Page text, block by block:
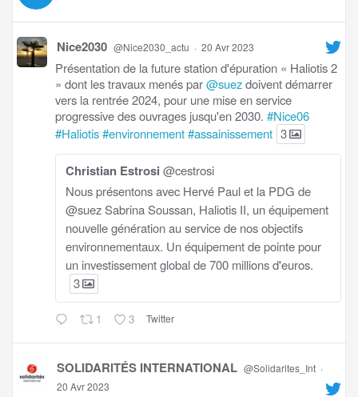
Nice2030 @Nice2030_actu · 20 Avr 2023
Présentation de la future station d'épuration « Haliotis 2
» dont les travaux menés par@suezdoivent démarrer
vers la rentrée 2024, pour une mise en service
progressive des ouvrages jusqu'en 2030. #Nice06
#Haliotis#environnement#assainissement 3
Christian Estrosi @cestrosi
Nous présentons avec Hervé Paul et la PDG de
@suez Sabrina Soussan, Haliotis II, un équipement
nouvelle génération au service de nos objectifs
environnementaux. Un équipement de pointe pour
un investissement global de 700 millions d'euros.
3
1 3 Twitter
SOLIDARITÉS INTERNATIONAL @Solidarites_Int ·
20 Avr 2023